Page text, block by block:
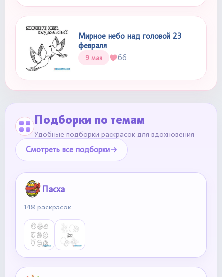
Мирное небо над головой 23
февраля
9 мая 66
Подборки по темам
Удобные подборки раскрасок для вдохновения
Смотреть все подборки
Пасха
148 раскрасок